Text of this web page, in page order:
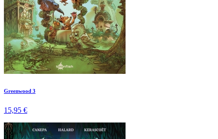
Greenwood 3
15,95 €